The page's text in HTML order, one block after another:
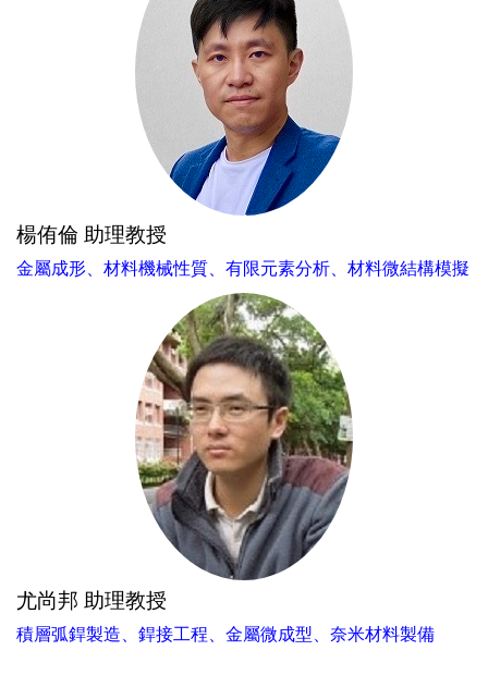
楊侑倫 助理教授
金屬成形、材料機械性質、有限元素分析、材料微結構模擬
尤尚邦 助理教授
積層弧銲製造、銲接工程、金屬微成型、奈米材料製備